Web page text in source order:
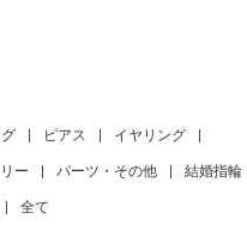
ピアス イヤリング
ー パーツ・その他 結婚指輪
全て